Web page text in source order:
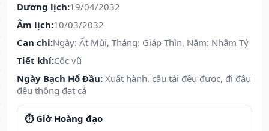
Dương lịch:19/04/2032
Âm lịch:10/03/2032
Can chi:Ngày: Ất Mùi, Tháng: Giáp Thìn, Năm: Nhâm Tý
Tiết khí:Cốc vũ
Ngày Bạch Hổ Đầu: Xuất hành, cầu tài đều được, đi đâu
đều thông đạt cả
⏱️ Giờ Hoàng đạo